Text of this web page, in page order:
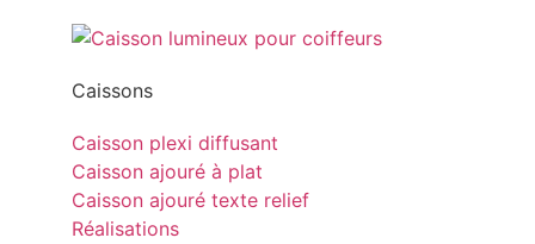
Caissons
Caisson plexi diffusant
Caisson ajouré à plat
Caisson ajouré texte relief
Réalisations